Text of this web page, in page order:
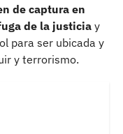
de captura en
de la justicia y
para ser ubicada y
y terrorismo.